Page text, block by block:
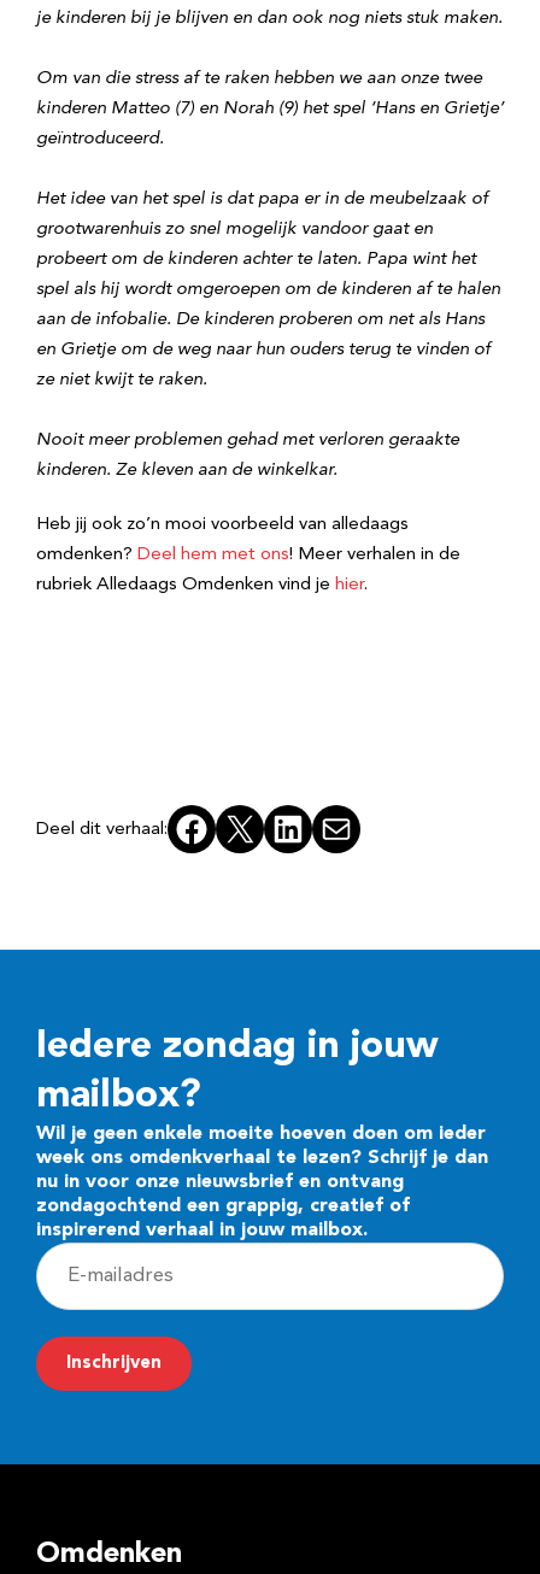
je kinderen bij je blijven en dan ook nog niets stuk maken.
Om van die stress af te raken hebben we aan onze twee
kinderen Matteo (7) en Norah (9) het spel ‘Hans en Grietje’
geïntroduceerd.
Het idee van het spel is dat papa er in de meubelzaak of
grootwarenhuis zo snel mogelijk vandoor gaat en
probeert om de kinderen achter te laten. Papa wint het
spel als hij wordt omgeroepen om de kinderen af te halen
aan de infobalie. De kinderen proberen om net als Hans
en Grietje om de weg naar hun ouders terug te vinden of
ze niet kwijt te raken.
Nooit meer problemen gehad met verloren geraakte
kinderen. Ze kleven aan de winkelkar.
Heb jij ook zo’n mooi voorbeeld van alledaags
omdenken? Deel hem met ons! Meer verhalen in de
rubriek Alledaags Omdenken vind je hier.
Deel dit verhaal: Facebook
X LinkedInE-mail
Iedere zondag in jouw
mailbox?
Wil je geen enkele moeite hoeven doen om ieder
week ons omdenkverhaal te lezen? Schrijf je dan
nu in voor onze nieuwsbrief en ontvang
zondagochtend een grappig, creatief of
inspirerend verhaal in jouw mailbox.
E
-
m
a
r
Inschrijven
Omdenken